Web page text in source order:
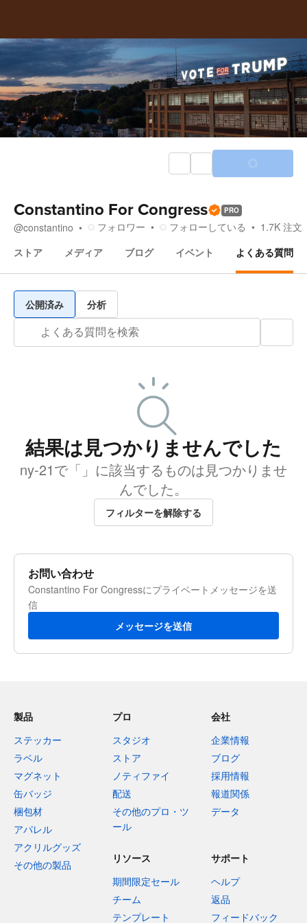
Constantino For Congress PRO
@constantino フォロワー フォローしている 1.7K 注文
ストア
メディア ブログ イベント よくある質問
公開済み 分析
結果は見つかりませんでした
ny-21で「」に該当するものは見つかりませ
んでした。
フィルターを解除する
お問い合わせ
Constantino For Congressにプライベートメッセージを送
信
メッセージを送信
製品
ステッカー
ラベル
マグネット
缶バッジ
梱包材
アパレル
アクリルグッズ
その他の製品
プロ
スタジオ
ストア
ノティファイ
配送
その他のプロ・ツ
ール
会社
企業情報
ブログ
採用情報
報道関係
データ
リソース
期間限定セール
チーム
テンプレート
サポート
ヘルプ
返品
フィードバック